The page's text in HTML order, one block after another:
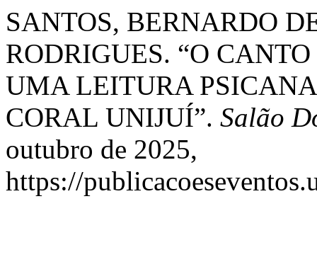
SANTOS, BERNARDO
RODRIGUES. “O
UMA LEITURA
CORAL UNIJUÍ”. Salão
outubro de 2025,
https://